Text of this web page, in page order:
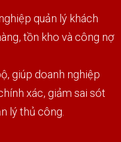
quản lý khách
tồn kho và công nợ
giúp doanh nghiệp
xác, giảm sai sót
lý thủ công.